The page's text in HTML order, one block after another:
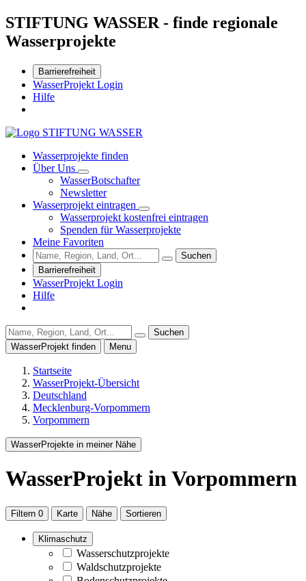
STIFTUNG WASSER - finde regionale
Wasserprojekte
Barrierefreiheit
WasserProjekt Login
Hilfe
Wasserprojekte finden
Über Uns
WasserBotschafter
Newsletter
Wasserprojekt eintragen
Wasserprojekt kostenfrei eintragen
Spenden für Wasserprojekte
Meine Favoriten
Suchen
Barrierefreiheit
WasserProjekt Login
Hilfe
Suchen
WasserProjekt finden
Menu
Startseite
WasserProjekt-Übersicht
Deutschland
Mecklenburg-Vorpommern
Vorpommern
WasserProjekte in meiner Nähe
WasserProjekt in Vorpommern
Filtern 0 Karte Nähe Sortieren
Klimaschutz
Wasserschutzprojekte
Waldschutzprojekte